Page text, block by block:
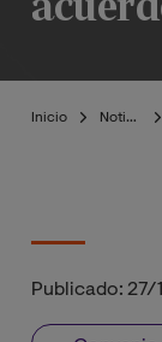
Inicio Noticias
Publicado: 27/